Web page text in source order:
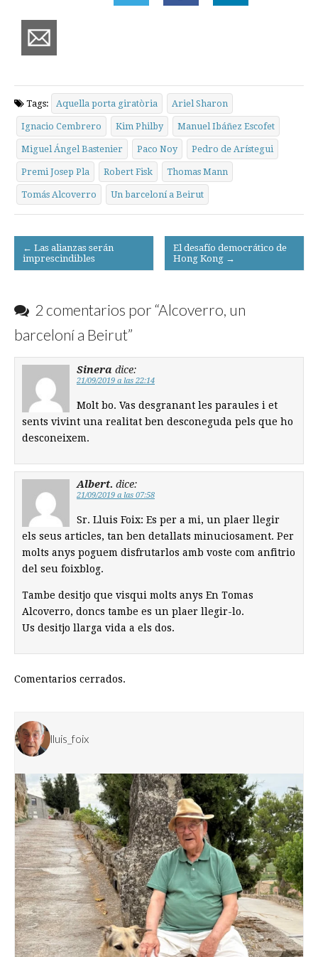
Tags: Aquella porta giratòria Ariel Sharon
Ignacio Cembrero Kim Philby Manuel Ibáñez Escofet
Miguel Ángel Bastenier Paco Noy Pedro de Arístegui
Premi Josep Pla Robert Fisk Thomas Mann
Tomás Alcoverro Un barceloní a Beirut
Post
navigation
← Las alianzas serán
imprescindibles
El desafío democrático de
Hong Kong →
2 comentarios por “Alcoverro, un
barceloní a Beirut”
Sinera dice:
21/09/2019 a las 22:14
Molt bo. Vas desgranant les paraules i et
sents vivint una realitat ben desconeguda pels que ho
desconeixem.
Albert. dice:
21/09/2019 a las 07:58
Sr. Lluis Foix: Es per a mi, un plaer llegir
els seus articles, tan ben detallats minuciosament. Per
molts anys poguem disfrutarlos amb voste com anfitrio
del seu foixblog.
Tambe desitjo que visqui molts anys En Tomas
Alcoverro, doncs tambe es un plaer llegir-lo.
Us desitjo llarga vida a els dos.
Comentarios cerrados.
lluis_foix